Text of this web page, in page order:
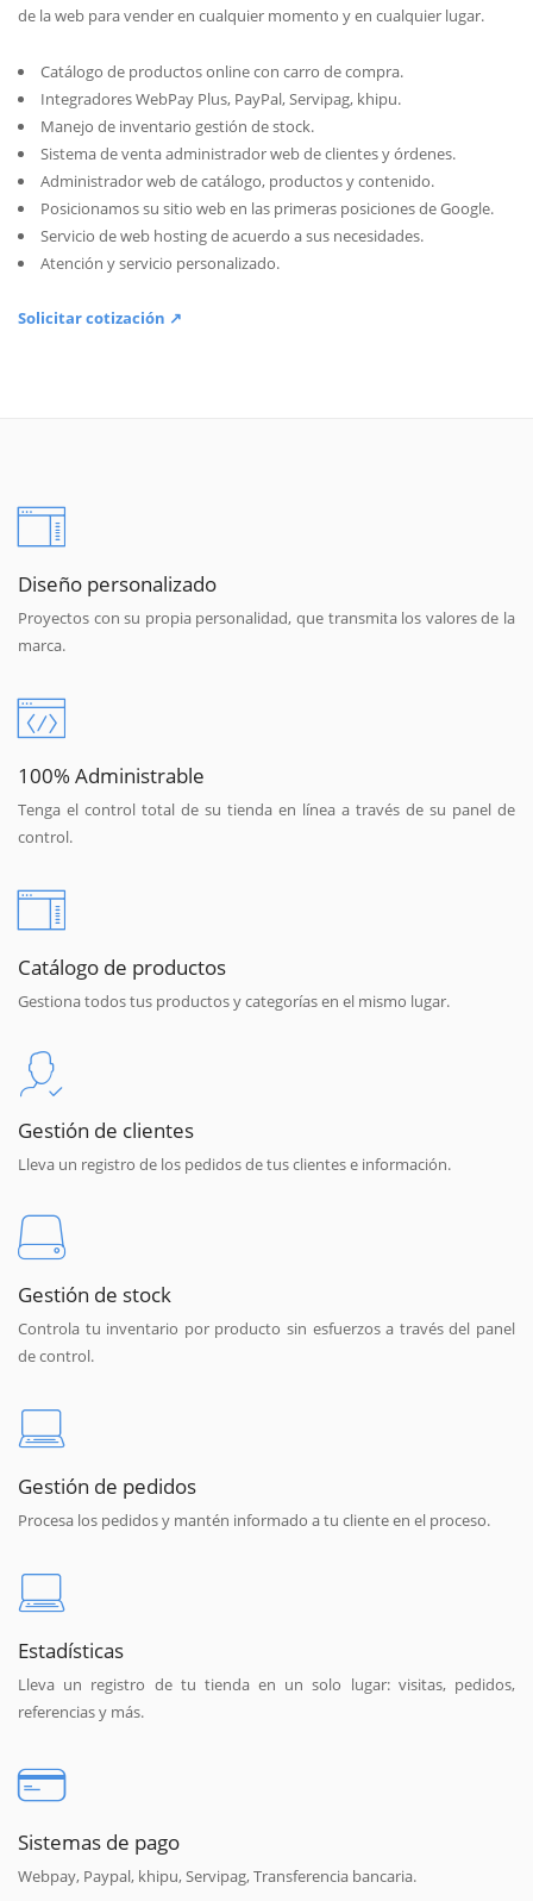
de la web para vender en cualquier momento y en cualquier lugar.
Catálogo de productos online con carro de compra.
Integradores WebPay Plus, PayPal, Servipag, khipu.
Manejo de inventario gestión de stock.
Sistema de venta administrador web de clientes y órdenes.
Administrador web de catálogo, productos y contenido.
Posicionamos su sitio web en las primeras posiciones de Google.
Servicio de web hosting de acuerdo a sus necesidades.
Atención y servicio personalizado.
Solicitar cotización ↗
Diseño personalizado
Proyectos con su propia personalidad, que transmita los valores de la
marca.
100% Administrable
Tenga el control total de su tienda en línea a través de su panel de
control.
Catálogo de productos
Gestiona todos tus productos y categorías en el mismo lugar.
Gestión de clientes
Lleva un registro de los pedidos de tus clientes e información.
Gestión de stock
Controla tu inventario por producto sin esfuerzos a través del panel
de control.
Gestión de pedidos
Procesa los pedidos y mantén informado a tu cliente en el proceso.
Estadísticas
Lleva un registro de tu tienda en un solo lugar: visitas, pedidos,
referencias y más.
Sistemas de pago
Webpay, Paypal, khipu, Servipag, Transferencia bancaria.